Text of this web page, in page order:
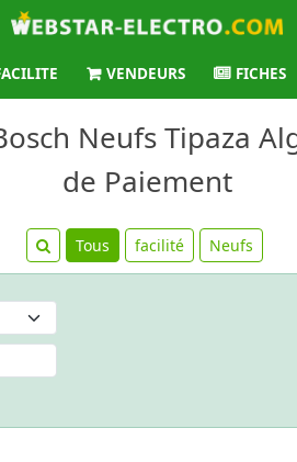
VENDEURS FICHES
Neufs Tipaza
de Paiement
Tous facilité Neufs